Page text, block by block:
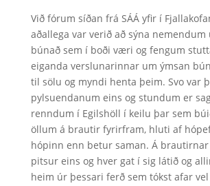
Við fórum síðan frá SÁÁ yfir í
aðallega var verið að sýna
búnað sem í boði væri og fengum
eiganda verslunarinnar um ýmsan
til sölu og myndi henta þeim. Svo var
pylsuendanum eins og stundum er
renndum í Egilshöll í keilu þar sem
öllum á brautir fyrirfram, hluti af
hópinn enn betur saman. Á brautirnar
pitsur eins og hver gat í sig látið og
heim úr þessari ferð sem tókst afar